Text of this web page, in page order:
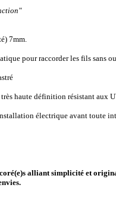
7mm.
pour raccorder les fils sans
haute définition résistant aux
électrique avant toute
alliant simplicité et